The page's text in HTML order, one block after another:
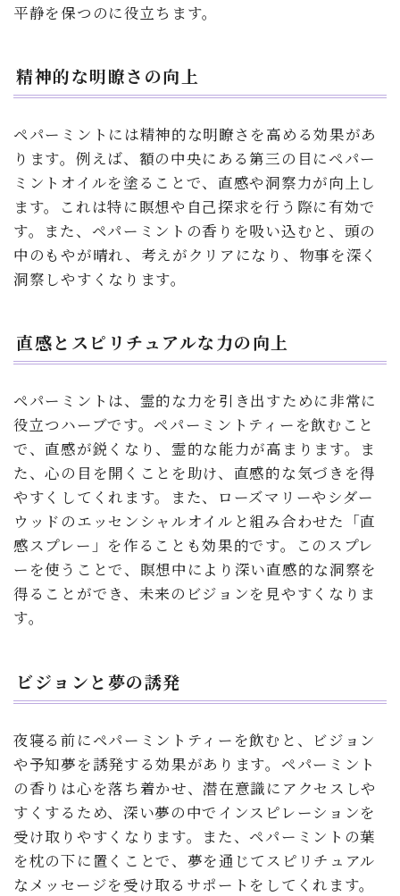
平静を保つのに役立ちます。
精神的な明瞭さの向上
ペパーミントには精神的な明瞭さを高める効果があ
ります。例えば、額の中央にある第三の目にペパー
ミントオイルを塗ることで、直感や洞察力が向上し
ます。これは特に瞑想や自己探求を行う際に有効で
す。また、ペパーミントの香りを吸い込むと、頭の
中のもやが晴れ、考えがクリアになり、物事を深く
洞察しやすくなります。
直感とスピリチュアルな力の向上
ペパーミントは、霊的な力を引き出すために非常に
役立つハーブです。ペパーミントティーを飲むこと
で、直感が鋭くなり、霊的な能力が高まります。ま
た、心の目を開くことを助け、直感的な気づきを得
やすくしてくれます。また、ローズマリーやシダー
ウッドのエッセンシャルオイルと組み合わせた「直
感スプレー」を作ることも効果的です。このスプレ
ーを使うことで、瞑想中により深い直感的な洞察を
得ることができ、未来のビジョンを見やすくなりま
す。
ビジョンと夢の誘発
夜寝る前にペパーミントティーを飲むと、ビジョン
や予知夢を誘発する効果があります。ペパーミント
の香りは心を落ち着かせ、潜在意識にアクセスしや
すくするため、深い夢の中でインスピレーションを
受け取りやすくなります。また、ペパーミントの葉
を枕の下に置くことで、夢を通じてスピリチュアル
なメッセージを受け取るサポートをしてくれます。